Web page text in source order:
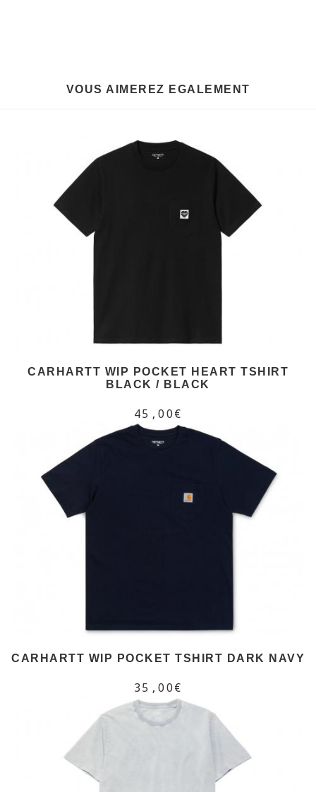
VOUS AIMEREZ EGALEMENT
CARHARTT WIP POCKET HEART TSHIRT
BLACK / BLACK
45,00€
CARHARTT WIP POCKET TSHIRT DARK NAVY
35,00€